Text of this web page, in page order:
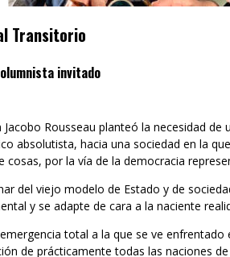
Transitorio
invitado
Jacobo Rousseau planteó la necesidad
absolutista, hacia una sociedad en la
por la vía de la democracia
del viejo modelo de Estado y de
y se adapte de cara a la naciente
total a la que se ve
de prácticamente todas las naciones de